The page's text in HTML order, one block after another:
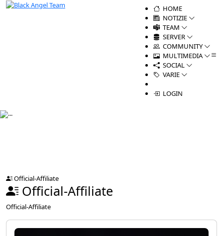
HOME
NOTIZIE
TEAM
SERVER
COMMUNITY
MULTIMEDIA
SOCIAL
VARIE
LOGIN
Official-Affiliate
Official-Affiliate
Official-Affiliate